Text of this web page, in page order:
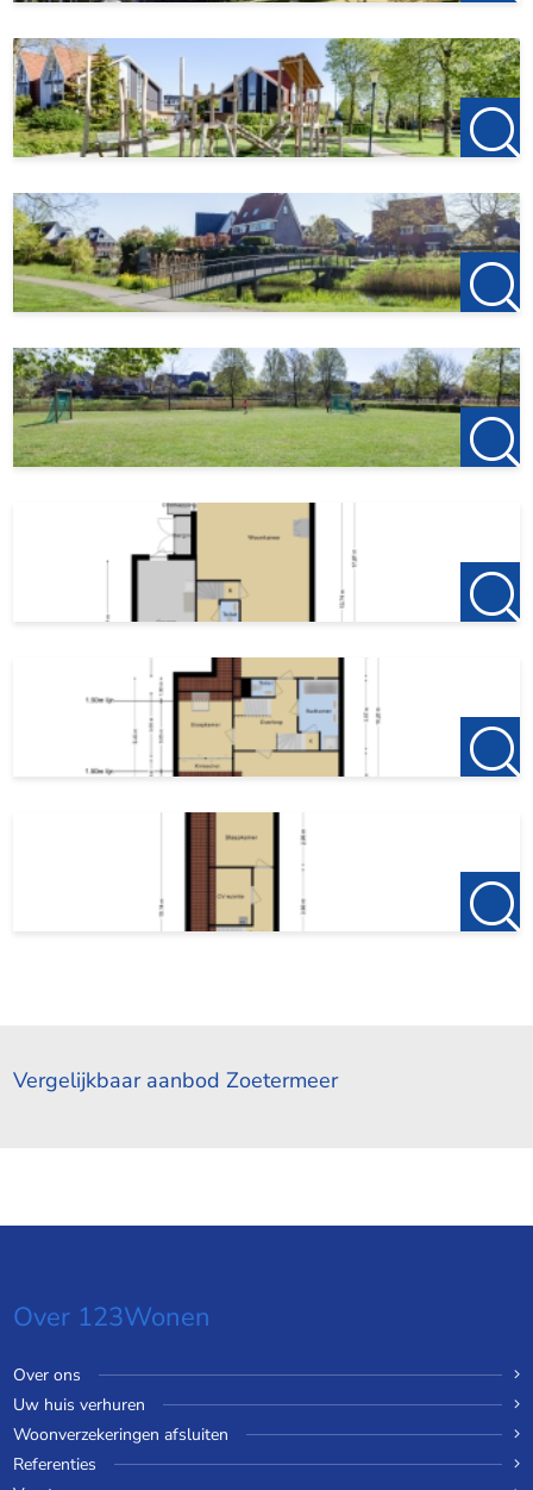
Vergelijkbaar aanbod Zoetermeer
Over 123Wonen
Over ons
Uw huis verhuren
Woonverzekeringen afsluiten
Referenties